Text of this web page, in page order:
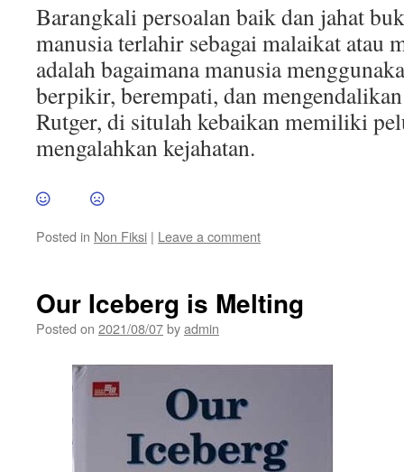
Barangkali persoalan baik dan jahat
manusia terlahir sebagai malaikat atau
adalah bagaimana manusia
berpikir, berempati, dan
Rutger, di situlah kebaikan memiliki
mengalahkan kejahatan.
Posted in Non Fiksi | Leave a comment
Our Iceberg is Melting
Posted on 2021/08/07byadmin